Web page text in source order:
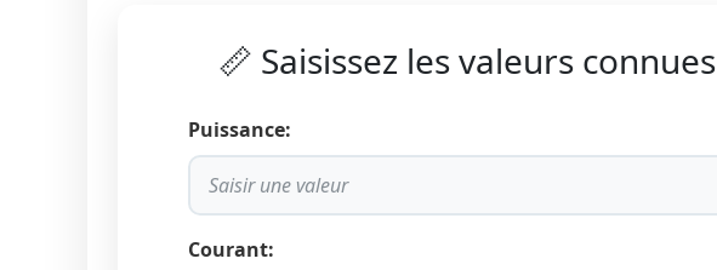
📏 Saisissez les valeurs connues
Puissance:
Courant: